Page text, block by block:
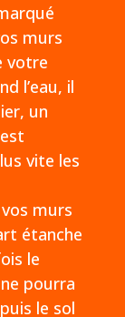
murs
votre
l’eau, il
un
est
vite les
murs
étanche
le
pourra
le sol